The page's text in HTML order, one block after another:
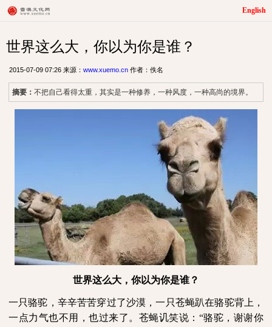
English
世界这么大，你以为你是谁？
2015-07-09 07:26 来源： www.xuemo.cn 作者：佚名
摘要： 不把自己看得太重，其实是一种修养，一种风度，一种高尚的境界。
世界这么大，你以为你是谁？
一只骆驼，辛辛苦苦穿过了沙漠，一只苍蝇趴在骆驼背上，
一点力气也不用，也过来了。苍蝇讥笑说：“骆驼，谢谢你